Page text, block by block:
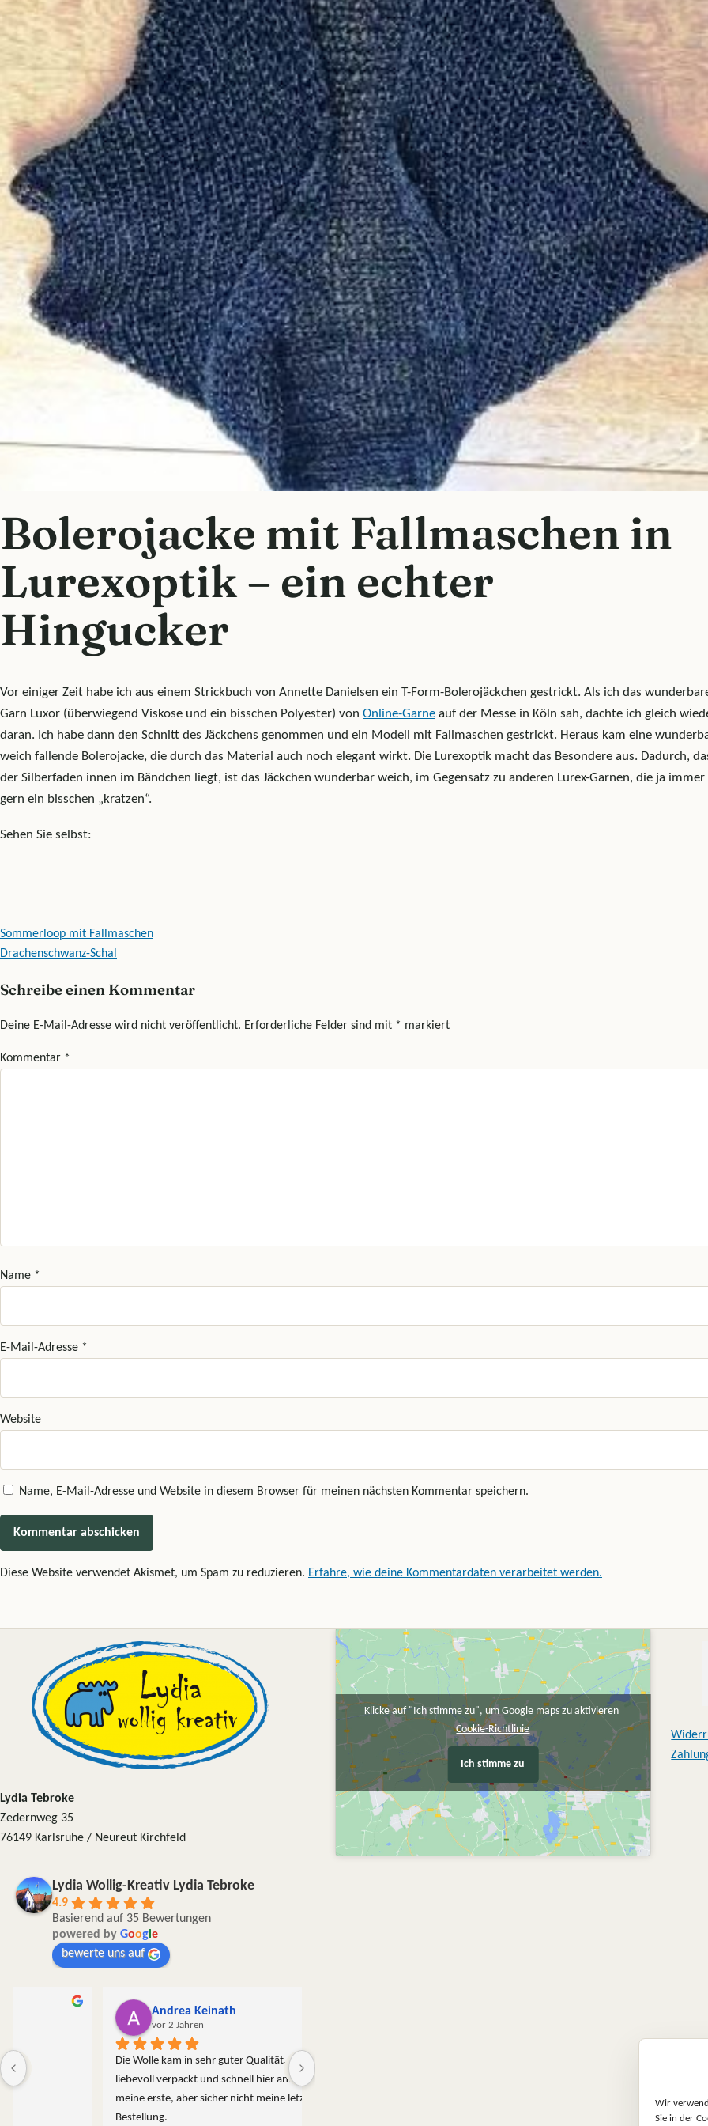
Wir
Sie in der
Bolerojacke mit Fallmaschen in
Lurexoptik – ein echter
Hingucker
Vor einiger Zeit habe ich aus einem Strickbuch von Annette Danielsen ein T-Form-Bolerojäckchen gestrickt. Als ich das
Garn Luxor (überwiegend Viskose und ein bisschen Polyester) von Online-Garne auf der Messe in Köln sah, dachte ich gleich
daran. Ich habe dann den Schnitt des Jäckchens genommen und ein Modell mit Fallmaschen gestrickt. Heraus kam eine
weich fallende Bolerojacke, die durch das Material auch noch elegant wirkt. Die Lurexoptik macht das Besondere aus. Dadurch,
der Silberfaden innen im Bändchen liegt, ist das Jäckchen wunderbar weich, im Gegensatz zu anderen Lurex-Garnen, die ja immer
gern ein bisschen „kratzen“.
Sehen Sie selbst:
Beitragsnavigation
Sommerloop mit Fallmaschen
Drachenschwanz-Schal
Schreibe einen Kommentar
Deine E-Mail-Adresse wird nicht veröffentlicht. Erforderliche Felder sind mit * markiert
Kommentar *
Name *
E-Mail-Adresse *
Website
Name, E-Mail-Adresse und Website in diesem Browser für meinen nächsten Kommentar speichern.
Diese Website verwendet Akismet, um Spam zu reduzieren. Erfahre, wie deine Kommentardaten verarbeitet werden.
Lydia Tebroke
Zedernweg 35
76149 Karlsruhe / Neureut Kirchfeld
Lydia Wollig-Kreativ Lydia Tebroke
4.9
Basierend auf 35 Bewertungen
powered by Google
bewerte uns auf
Andrea Keinath
vor 2 Jahren
Die Wolle kam in sehr guter Qualität,  sorgfältig und
liebevoll verpackt und schnell hier an. Das war zwar
meine erste, aber sicher nicht meine letzte
Paket war super,
Farbauswahl. Das
Klicke auf "Ich stimme zu", um Google maps zu aktivieren
Cookie-Richtlinie
Ich stimme zu